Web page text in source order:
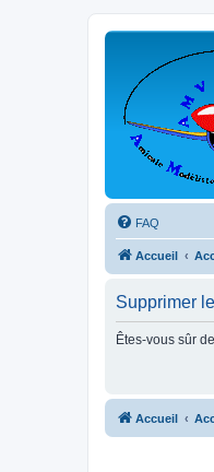
FAQ
Accueil
Supprimer
Êtes-vous sûr
Accueil